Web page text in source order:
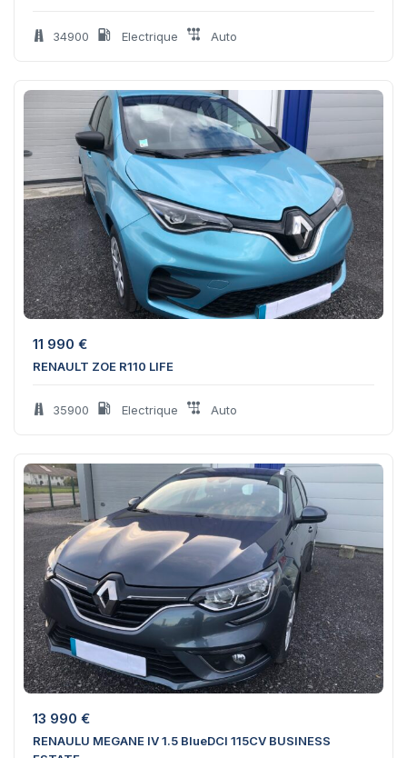
34900 Electrique Auto
11 990 €
RENAULT ZOE R110 LIFE
35900 Electrique Auto
13 990 €
RENAULU MEGANE IV 1.5 BlueDCI 115CV BUSINESS